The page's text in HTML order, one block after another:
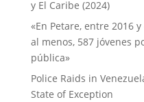
y El Caribe (2024)
«En Petare, entre 2016
al menos, 587 jóvenes
pública»
Police Raids in
State of Exception